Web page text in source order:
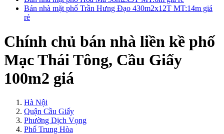
Bán nhà mặt phố Trần Hưng Đạo 430m2x12T MT:14m giá
rẻ
Chính chủ bán nhà liền kề phố
Mạc Thái Tông, Cầu Giấy
100m2 giá
Hà Nội
Quận Cầu Giấy
Phường Dịch Vọng
Phố Trung Hòa